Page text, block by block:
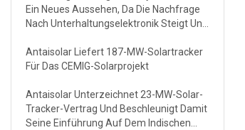
Ein Neues Aussehen, Da Die Nachfrage
Nach Unterhaltungselektronik Steigt Und
Antaisolar Liefert 187-MW-Solartracker
Für Das CEMIG-Solarprojekt
Antaisolar Unterzeichnet 23-MW-Solar-
Tracker-Vertrag Und Beschleunigt Damit
Seine Einführung Auf Dem Indischen